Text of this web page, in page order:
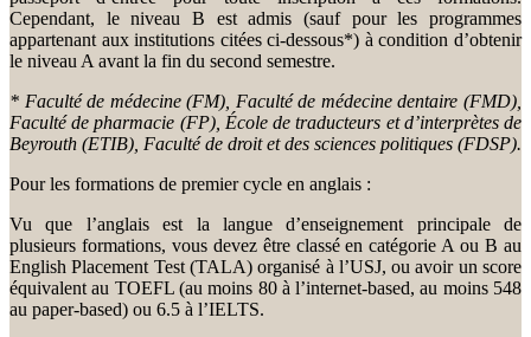
Cependant, le niveau B est admis (sauf pour les programmes
appartenant aux institutions citées ci-dessous*) à condition d’obtenir
le niveau A avant la fin du second semestre.
* Faculté de médecine (FM), Faculté de médecine dentaire (FMD),
Faculté de pharmacie (FP), École de traducteurs et d’interprètes de
Beyrouth (ETIB), Faculté de droit et des sciences politiques (FDSP).
Pour les formations de premier cycle en anglais :
Vu que l’anglais est la langue d’enseignement principale de
plusieurs formations, vous devez être classé en catégorie A ou B au
English Placement Test (TALA) organisé à l’USJ, ou avoir un score
équivalent au TOEFL (au moins 80 à l’internet-based, au moins 548
au paper-based) ou 6.5 à l’IELTS.